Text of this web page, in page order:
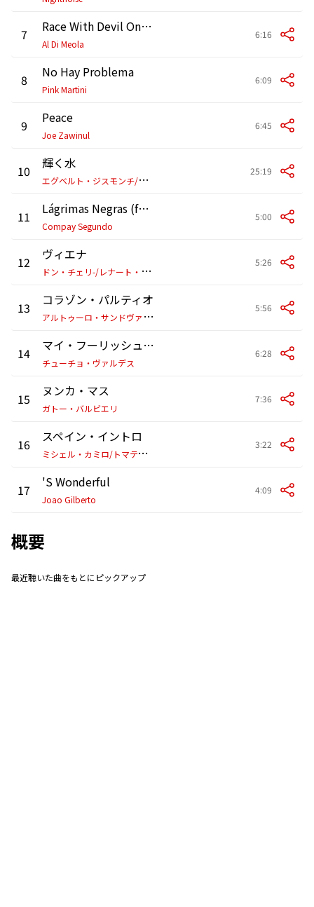
7 Race With Devil On Spanish Highway
Al Di Meola
6:16
8 No Hay Problema
Pink Martini
6:09
9 Peace
Joe Zawinul
6:45
10
輝く水
エ
グベルト・ジスモンチ/ナナ・ヴァスコンセロス
25:19
11 Lágrimas Negras (feat. Cesária Evora)
Compay Segundo
5:00
12
ヴィエナ
ド
ン・チェリ-/レナート・オーベリ/ボボ・ステンソン/アンデルス・ヨルミン/アンダーシュ・シェルベリ/オカイ・テミズ
5:26
13
コラゾン・パルティオ
ア
ルトゥーロ・サンドヴァル/アレハンドロ・サンス
5:56
14 マイ・フーリッシュ・ハート
チューチョ・ヴァルデス
6:28
15 ヌンカ・マス
ガトー・バルビエリ
7:36
16
スペイン・イントロ
ミ
シェル・カミロ/トマティート
3:22
17 'S Wonderful
Joao Gilberto
4:09
概要
最近聴いた曲をもとにピックアップ